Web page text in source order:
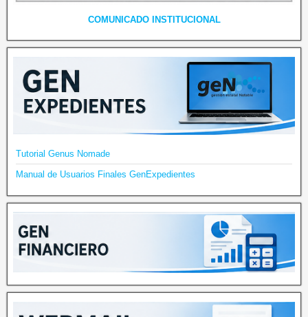
COMUNICADO INSTITUCIONAL
Tutorial Genus Nomade
Manual de Usuarios Finales GenExpedientes